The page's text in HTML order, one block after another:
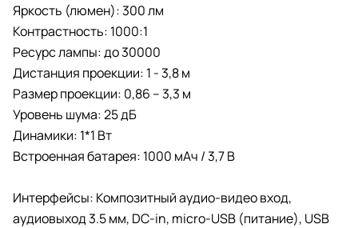
Яркость (люмен): 300 лм
Контрастность: 1000:1
Ресурс лампы: до 30000
Дистанция проекции: 1 - 3,8 м
Размер проекции: 0,86 – 3,3 м
Уровень шума: 25 дБ
Динамики: 1*1 Вт
Встроенная батарея: 1000 мАч / 3,7 В
Интерфейсы: Композитный аудио-видео вход,
аудиовыход 3.5 мм, DC-in, micro-USB (питание), USB